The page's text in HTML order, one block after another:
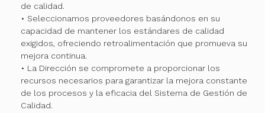
de calidad.
• Seleccionamos proveedores basándonos en su
capacidad de mantener los estándares de calidad
exigidos, ofreciendo retroalimentación que promueva su
mejora continua.
• La Dirección se compromete a proporcionar los
recursos necesarios para garantizar la mejora constante
de los procesos y la eficacia del Sistema de Gestión de
Calidad.